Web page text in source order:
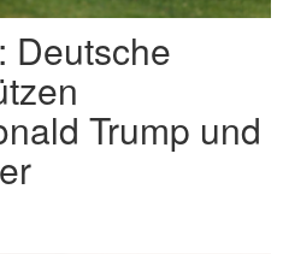
Deutsche
Trump und